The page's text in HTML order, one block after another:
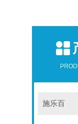
施乐百